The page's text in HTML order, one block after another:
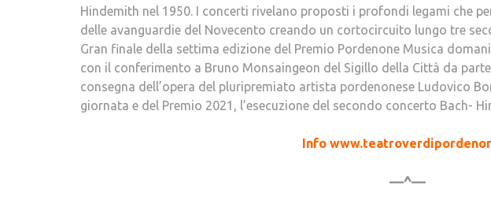
Hindemith nel 1950. I concerti rivelano proposti i profondi legami che
delle avanguardie del Novecento creando un cortocircuito lungo tre
Gran finale della settima edizione del Premio Pordenone Musica
con il conferimento a Bruno Monsaingeon del Sigillo della Città da
consegna dell’opera del pluripremiato artista pordenonese Ludovico
giornata e del Premio 2021, l’esecuzione del secondo concerto Bach-
Info
—^—